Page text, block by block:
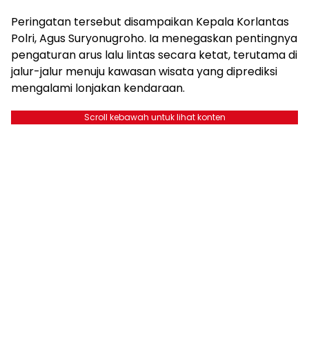
Peringatan tersebut disampaikan Kepala Korlantas
Polri, Agus Suryonugroho. Ia menegaskan pentingnya
pengaturan arus lalu lintas secara ketat, terutama di
jalur-jalur menuju kawasan wisata yang diprediksi
mengalami lonjakan kendaraan.
Scroll kebawah untuk lihat konten